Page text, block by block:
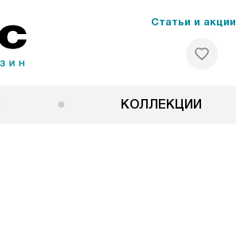
Статьи и акции
КОЛЛЕКЦИИ